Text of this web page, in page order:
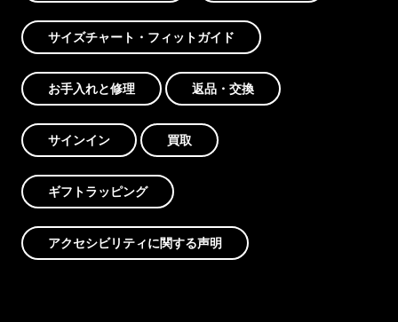
サイズチャート・フィットガイド
お手入れと修理 返品・交換
サインイン 買取
ギフトラッピング
アクセシビリティに関する声明